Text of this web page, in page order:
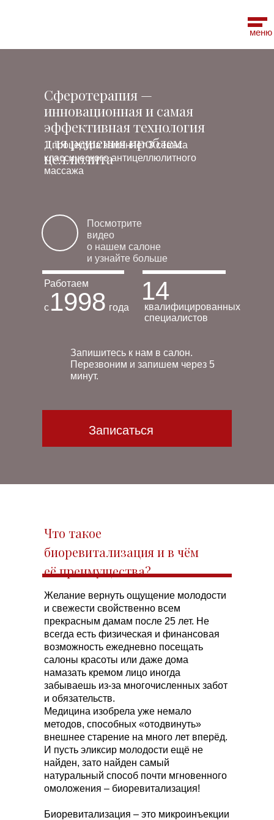
меню
Сферотерапия —
инновационная и самая
эффективная технология
для решения проблем
целлюлита
Запишитесь к нам в салон.
Перезвоним и запишем через 5
минут.
Записаться
Посмотрите
видео
о нашем салоне
и узнайте больше
Работаем
с
14
специалистов
квалифицированных
1998 года
1 процедура заменяет 3 сеанса
классического антицеллюлитного
массажа
Что такое
биоревитализация и в чём
её преимущества?
Желание вернуть ощущение молодости
и свежести свойственно всем
прекрасным дамам после 25 лет. Не
всегда есть физическая и финансовая
возможность ежедневно посещать
салоны красоты или даже дома
намазать кремом лицо иногда
забываешь из-за многочисленных забот
и обязательств.
Медицина изобрела уже немало
методов, способных «отодвинуть»
внешнее старение на много лет вперёд.
И пусть эликсир молодости ещё не
найден, зато найден самый
натуральный способ почти мгновенного
омоложения – биоревитализация!
Биоревитализация – это микроинъекции